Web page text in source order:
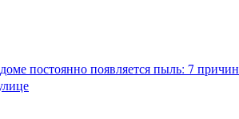
постоянно появляется пыль: 7 причин